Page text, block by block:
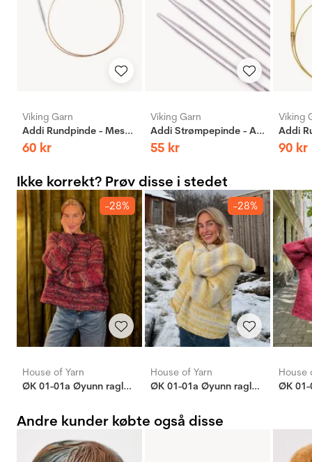
Viking Garn
Addi Rundpinde - Messing
60 kr
Viking Garn
Addi Strømpepinde - Aluminium
55 kr
Viking
90 kr
Ikke korrekt? Prøv disse i stedet
-28%
House of Yarn
ØK 01-01a Øyunn raglansweater
-28%
House of Yarn
ØK 01-01a Øyunn raglansweater
House
Andre kunder købte også disse